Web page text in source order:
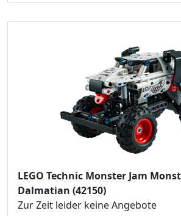
LEGO Technic Monster Jam
Dalmatian (42150)
Zur Zeit leider keine Angebote